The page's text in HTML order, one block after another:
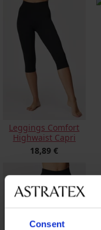
Consent
Leggings Comfort
Highwaist Capri
18,89 €